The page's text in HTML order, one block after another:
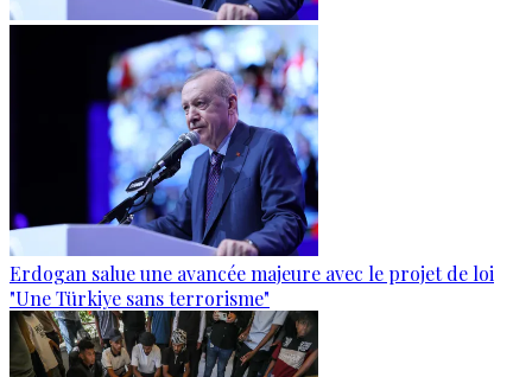
Erdogan salue une avancée majeure avec le projet de loi
"Une Türkiye sans terrorisme"